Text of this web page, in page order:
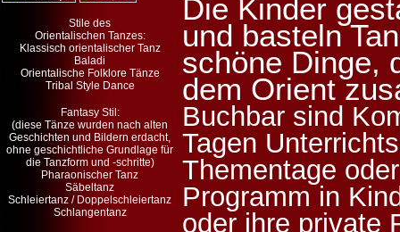
Stile des
Orientalischen Tanzes:
Klassisch orientalischer Tanz
Baladi
Orientalische Folklore Tänze
Tribal Style Dance
Fantasy Stil:
(diese Tänze wurden nach alten
Geschichten und Bildern erdacht,
ohne geschichtliche Grundlage für
die Tanzform und -schritte)
Pharaonischer Tanz
Säbeltanz
Schleiertanz / Doppelschleiertanz
Schlangentanz
Die Kinder
und basteln
schöne Dinge,
dem Orient
Buchbar sind
Tagen
Thementage
Programm in
oder ihre private